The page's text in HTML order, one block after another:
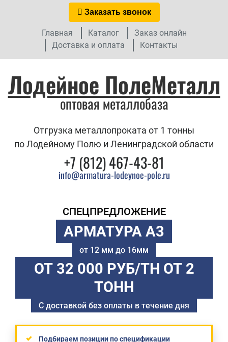
Заказать звонок
Главная Каталог
Заказ онлайн
Доставка и оплата
Контакты
Лодейное ПолеМеталл
оптовая металлобаза
Отгрузка металлопроката от 1 тонны
по Лодейному Полю и Ленинградской области
+7 (812) 467-43-81
info@armatura-lodeynoe-pole.ru
СПЕЦПРЕДЛОЖЕНИЕ
АРМАТУРА А3
от 12 мм до 16мм
ОТ 32 000 РУБ/ТН ОТ 2
ТОНН
С доставкой без оплаты в течение дня
Подбираем позиции по спецификации